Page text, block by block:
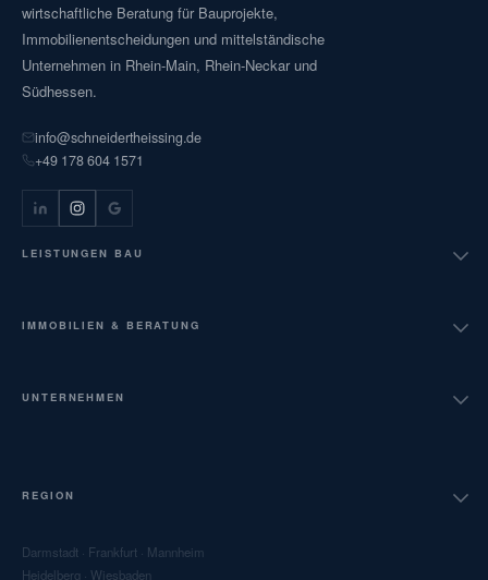
wirtschaftliche Beratung für Bauprojekte,
Immobilienentscheidungen und mittelständische
Unternehmen in Rhein-Main, Rhein-Neckar und
Südhessen.
info@schneidertheissing.de
+49 178 604 1571
LEISTUNGEN BAU
Bauüberwachung HOAI LPH 6-9
Abnahmebegleitung
Öffentliche Auftraggeber
IMMOBILIEN & BERATUNG
Verkehrswertgutachten
Immobilienvermittlung
UNTERNEHMEN
REGION
Darmstadt · Frankfurt · Mannheim
Heidelberg · Wiesbaden